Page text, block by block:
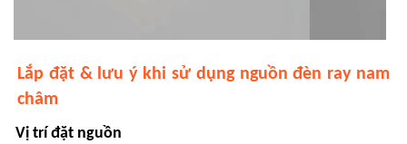
Lắp đặt & lưu ý khi sử dụng nguồn đèn ray nam
châm
Vị trí đặt nguồn